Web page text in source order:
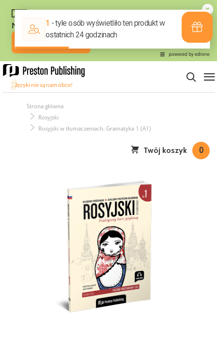
Strona główna
Rosyjski
Rosyjski w tłumaczeniach. Gramatyka 1 (A1)
Twój koszyk 0